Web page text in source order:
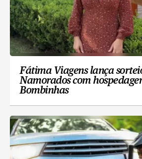
Fátima Viagens lança
Namorados com
Bombinhas